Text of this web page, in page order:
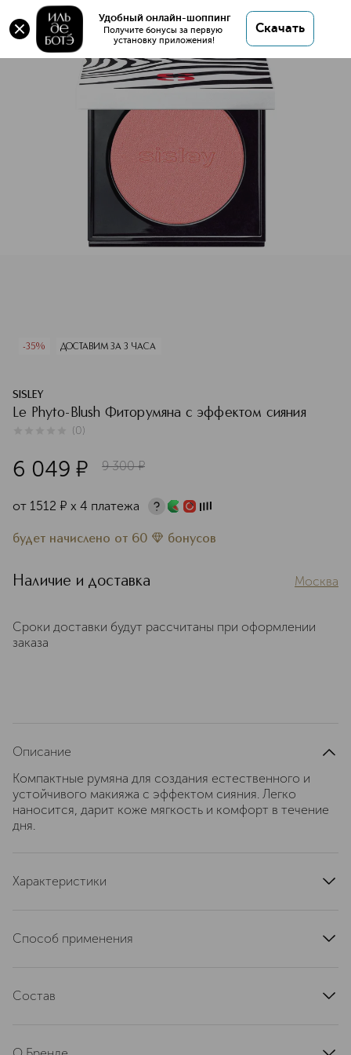
Удобный онлайн-шоппинг
Получите бонусы за первую
установку приложения!
Скачать
Le Phyto-Blush Фиторумяна с эффектом сияния
Описание
Характеристики
-35% ДОСТАВИМ ЗА 3 ЧАСА
SISLEY
Le Phyto-Blush Фиторумяна с эффектом сияния
(0)
6 049 ¤ 9 300 ¤
от 1512 ¤ х 4 платежа
будет начислено от 60 бонусов
Наличие и доставка Москва
Сроки доставки будут рассчитаны при оформлении
заказа
Описание
Компактные румяна для создания естественного и
устойчивого макияжа с эффектом сияния. Легко
наносится, дарит коже мягкость и комфорт в течение
дня.
Характеристики
страна производства
артикул
182011
Способ применения
вискам.
Состав